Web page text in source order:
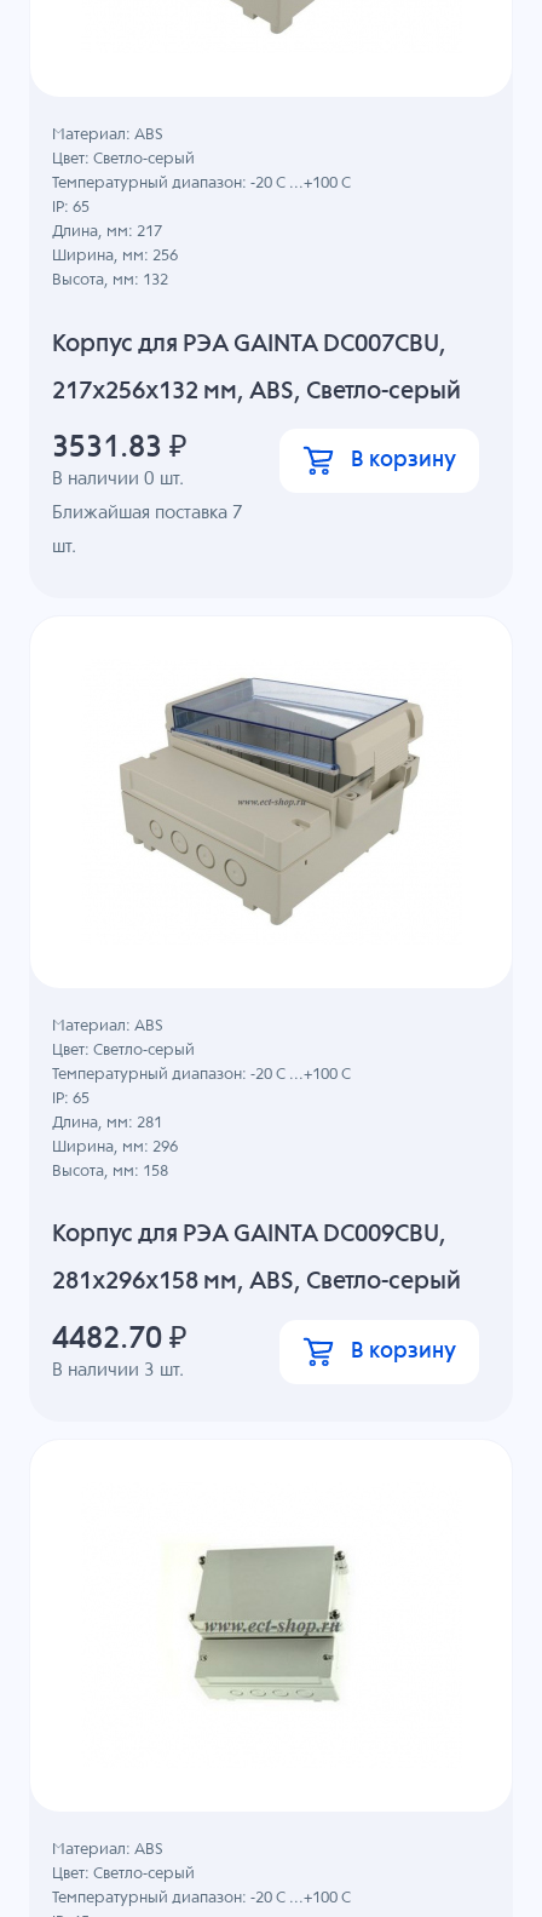
Корпус для РЭА GAINTA DC007CBU,
217x256x132 мм, ABS, Светло-серый
В наличии0 шт.
Ближайшая поставка 7
шт.
Материал: ABS
Цвет: Светло-серый
Температурный диапазон: -20 C ...+100 C
IP: 65
Длина, мм: 217
Ширина, мм: 256
Высота, мм: 132
3531.83 ₽ В корзину
Корпус для РЭА GAINTA DC009CBU,
281x296x158 мм, ABS, Светло-серый
В наличии 3 шт.
Материал: ABS
Цвет: Светло-серый
Температурный диапазон: -20 C ...+100 C
IP: 65
Длина, мм: 281
Ширина, мм: 296
Высота, мм: 158
4482.70 ₽ В корзину
Материал: ABS
Цвет: Светло-серый
Температурный диапазон: -20 C ...+100 C